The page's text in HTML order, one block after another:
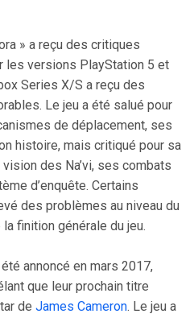
» a reçu des critiques
les versions PlayStation 5 et
Series X/S a reçu des
Le jeu a été salué pour
de déplacement, ses
histoire, mais critiqué pour sa
des Na’vi, ses combats
d’enquête. Certains
des problèmes au niveau du
finition générale du jeu.
annoncé en mars 2017,
que leur prochain titre
de James Cameron. Le jeu a